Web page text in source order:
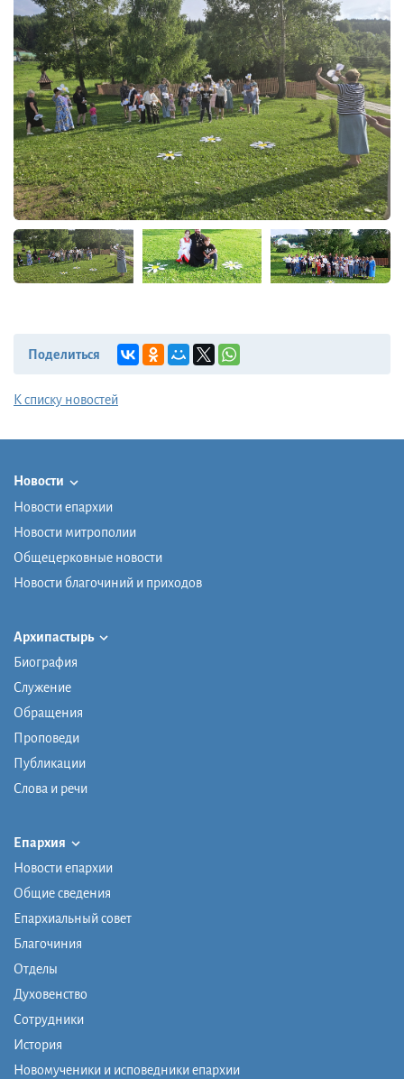
Поделиться
К списку новостей
Новости
Новости епархии
Новости митрополии
Общецерковные новости
Новости благочиний и приходов
Архипастырь
Биография
Служение
Обращения
Проповеди
Публикации
Слова и речи
Епархия
Новости епархии
Общие сведения
Епархиальный совет
Благочиния
Отделы
Духовенство
Сотрудники
История
Новомученики и исповедники епархии